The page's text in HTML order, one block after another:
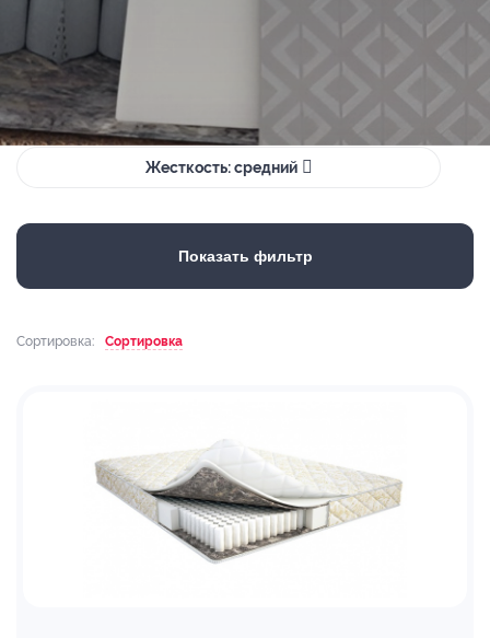
Жесткость: средний
Показать фильтр
Сортировка: Сортировка